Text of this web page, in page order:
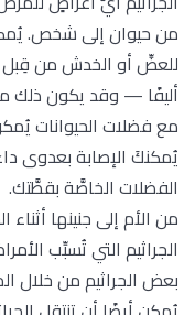
من حيوان إلى شخص.
للعضِّ أو الخدش من قِبل
أليفًا — وقد يكون ذلك
مع فضلات الحيوانات
يُمكنكَ الإصابة بعدوى
الفضلات الخاصَّة بقطَّتك.
من الأم إلى جنينها
الجراثيم التي تُسبِّب
بعض الجراثيم من خلال